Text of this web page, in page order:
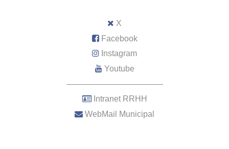
X
Facebook
Instagram
Youtube
–––––––––––––––––––––
Intranet RRHH
WebMail Municipal